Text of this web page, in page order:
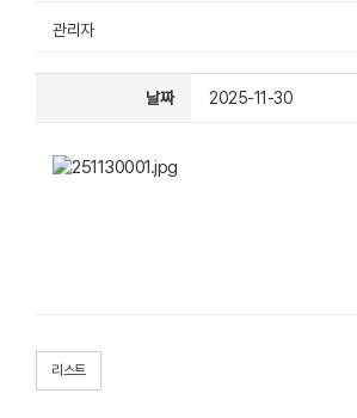
관리자
날짜 2025-11-30
리스트